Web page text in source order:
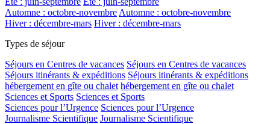
Automne : octobre-novembre Automne : octobre-novembre
Hiver : décembre-mars Hiver : décembre-mars
Types de séjour
Séjours en Centres de vacances Séjours en Centres de vacances
Séjours itinérants & expéditions Séjours itinérants & expéditions
hébergement en gîte ou chalet hébergement en gîte ou chalet
Sciences et Sports Sciences et Sports
Sciences pour l’Urgence Sciences pour l’Urgence
Journalisme Scientifique Journalisme Scientifique